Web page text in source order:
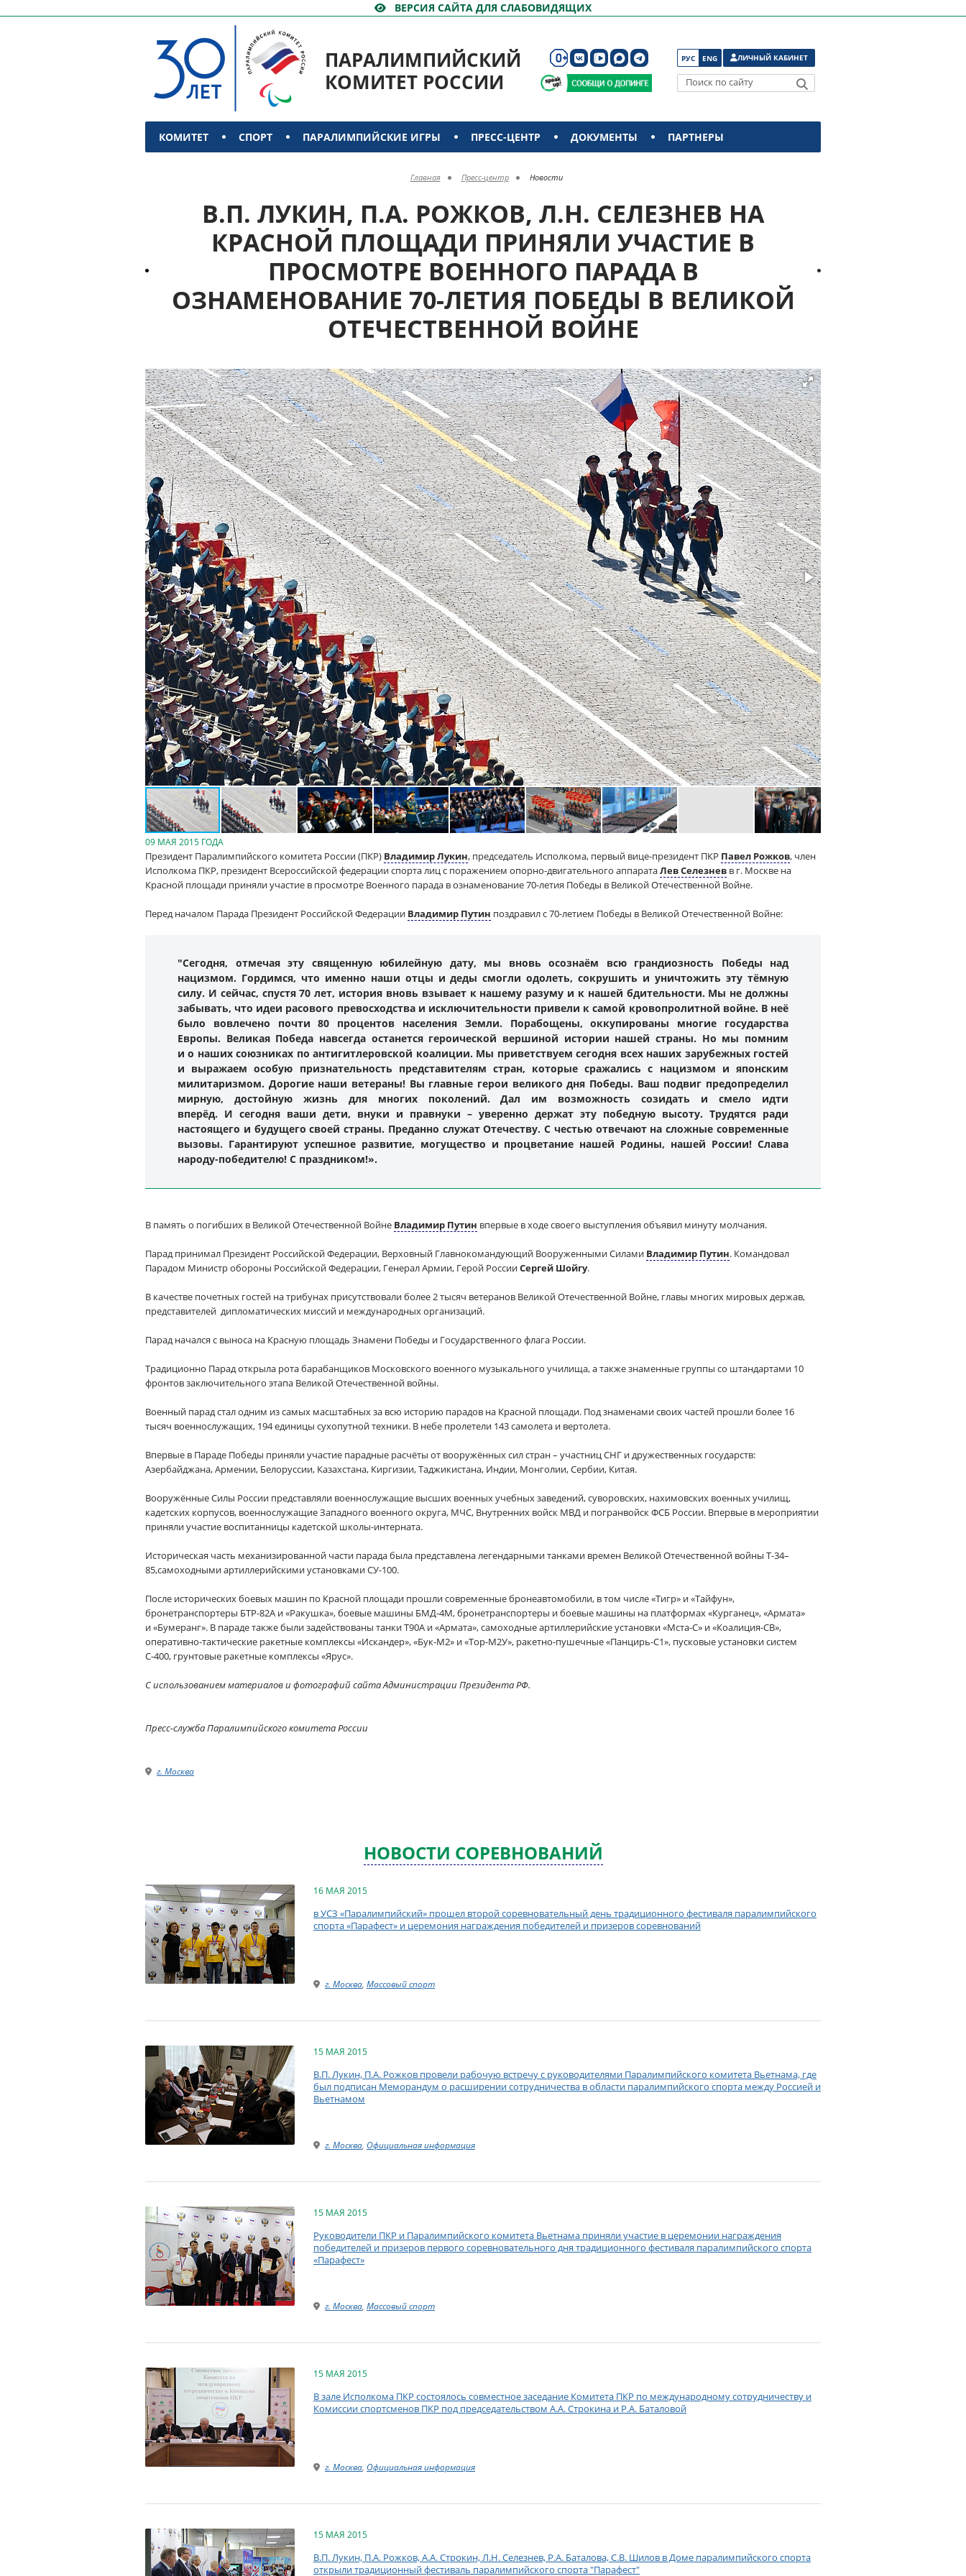
ВЕРСИЯ САЙТА ДЛЯ СЛАБОВИДЯЩИХ
ПАРАЛИМПИЙСКИЙ
КОМИТЕТ РОССИИ
РУС ENG ЛИЧНЫЙ КАБИНЕТ
Поиск по сайту
КОМИТЕТ СПОРТ ПАРАЛИМПИЙСКИЕ ИГРЫ ПРЕСС-ЦЕНТР ДОКУМЕНТЫ ПАРТНЕРЫ
Главная Пресс-центр Новости
В.П. ЛУКИН, П.А. РОЖКОВ, Л.Н. СЕЛЕЗНЕВ НА
КРАСНОЙ ПЛОЩАДИ ПРИНЯЛИ УЧАСТИЕ В
ПРОСМОТРЕ ВОЕННОГО ПАРАДА В
ОЗНАМЕНОВАНИЕ 70-ЛЕТИЯ ПОБЕДЫ В ВЕЛИКОЙ
ОТЕЧЕСТВЕННОЙ ВОЙНЕ
09 МАЯ 2015 ГОДА
Президент Паралимпийского комитета России (ПКР) Владимир Лукин, председатель Исполкома, первый вице-президент ПКР Павел Рожков, член
Исполкома ПКР, президент Всероссийской федерации спорта лиц с поражением опорно-двигательного аппаратаЛев Селезнев в г. Москве на
Красной площади приняли участие в просмотре Военного парада в ознаменование 70-летия Победы в Великой Отечественной Войне.
Перед началом Парада Президент Российской Федерации Владимир Путин поздравил с 70-летием Победы в Великой Отечественной Войне:
"Сегодня, отмечая эту священную юбилейную дату, мы вновь осознаём всю грандиозность Победы над
нацизмом. Гордимся, что именно наши отцы и деды смогли одолеть, сокрушить и уничтожить эту тёмную
силу. И сейчас, спустя 70 лет, история вновь взывает к нашему разуму и к нашей бдительности. Мы не должны
забывать, что идеи расового превосходства и исключительности привели к самой кровопролитной войне. В неё
было вовлечено почти 80 процентов населения Земли. Порабощены, оккупированы многие государства
Европы. Великая Победа навсегда останется героической вершиной истории нашей страны. Но мы помним
и о наших союзниках по антигитлеровской коалиции. Мы приветствуем сегодня всех наших зарубежных гостей
и выражаем особую признательность представителям стран, которые сражались с нацизмом и японским
милитаризмом. Дорогие наши ветераны! Вы главные герои великого дня Победы. Ваш подвиг предопределил
мирную, достойную жизнь для многих поколений. Дал им возможность созидать и смело идти
вперёд. И сегодня ваши дети, внуки и правнуки – уверенно держат эту победную высоту. Трудятся ради
настоящего и будущего своей страны. Преданно служат Отечеству. С честью отвечают на сложные современные
вызовы. Гарантируют успешное развитие, могущество и процветание нашей Родины, нашей России! Слава
народу-победителю! С праздником!».
В память о погибших в Великой Отечественной Войне Владимир Путин впервые в ходе своего выступления объявил минуту молчания.
Парад принимал Президент Российской Федерации, Верховный Главнокомандующий Вооруженными Силами Владимир Путин. Командовал
Парадом Министр обороны Российской Федерации, Генерал Армии, Герой РоссииСергей Шойгу.
В качестве почетных гостей на трибунах присутствовали более 2 тысяч ветеранов Великой Отечественной Войне, главы многих мировых держав,
представителей дипломатических миссий и международных организаций.
Парад начался с выноса на Красную площадь Знамени Победы и Государственного флага России.
Традиционно Парад открыла рота барабанщиков Московского военного музыкального училища, а также знаменные группы со штандартами 10
фронтов заключительного этапа Великой Отечественной войны.
Военный парад стал одним из самых масштабных за всю историю парадов на Красной площади. Под знаменами своих частей прошли более 16
тысяч военнослужащих, 194 единицы сухопутной техники. В небе пролетели 143 самолета и вертолета.
Впервые в Параде Победы приняли участие парадные расчёты от вооружённых сил стран – участниц СНГ и дружественных государств:
Азербайджана, Армении, Белоруссии, Казахстана, Киргизии, Таджикистана, Индии, Монголии, Сербии, Китая.
Вооружённые Силы России представляли военнослужащие высших военных учебных заведений, суворовских, нахимовских военных училищ,
кадетских корпусов, военнослужащие Западного военного округа, МЧС, Внутренних войск МВД и погранвойск ФСБ России. Впервые в мероприятии
приняли участие воспитанницы кадетской школы-интерната.
Историческая часть механизированной части парада была представлена легендарными танками времен Великой Отечественной войны Т-34–
85,самоходными артиллерийскими установками СУ-100.
После исторических боевых машин по Красной площади прошли современные бронеавтомобили, в том числе «Тигр» и «Тайфун»,
бронетранспортеры БТР-82А и «Ракушка», боевые машины БМД-4М, бронетранспортеры и боевые машины на платформах «Курганец», «Армата»
и «Бумеранг». В параде также были задействованы танки Т90А и «Армата», самоходные артиллерийские установки «Мста-С» и «Коалиция-СВ»,
оперативно-тактические ракетные комплексы «Искандер», «Бук-М2» и «Тор-М2У», ракетно-пушечные «Панцирь-С1», пусковые установки систем
С-400, грунтовые ракетные комплексы «Ярус».
С использованием материалов и фотографий сайта Администрации Президента РФ.
Пресс-служба Паралимпийского комитета России
г. Москва
НОВОСТИ СОРЕВНОВАНИЙ
16 МАЯ 2015
в УСЗ «Паралимпийский» прошел второй соревновательный день традиционного фестиваля паралимпийского
спорта «Парафест» и церемония награждения победителей и призеров соревнований
г. Москва, Массовый спорт
15 МАЯ 2015
В.П. Лукин, П.А. Рожков провели рабочую встречу с руководителями Паралимпийского комитета Вьетнама, где
был подписан Меморандум о расширении сотрудничества в области паралимпийского спорта между Россией и
Вьетнамом
г. Москва, Официальная информация
15 МАЯ 2015
Руководители ПКР и Паралимпийского комитета Вьетнама приняли участие в церемонии награждения
победителей и призеров первого соревновательного дня традиционного фестиваля паралимпийского спорта
«Парафест»
г. Москва, Массовый спорт
15 МАЯ 2015
В зале Исполкома ПКР состоялось совместное заседание Комитета ПКР по международному сотрудничеству и
Комиссии спортсменов ПКР под председательством А.А. Строкина и Р.А. Баталовой
г. Москва, Официальная информация
15 МАЯ 2015
В.П. Лукин, П.А. Рожков, А.А. Строкин, Л.Н. Селезнев, Р.А. Баталова, С.В. Шилов в Доме паралимпийского спорта
открыли традиционный фестиваль паралимпийского спорта "Парафест"